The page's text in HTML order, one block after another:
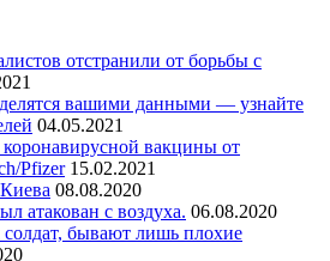
отстранили от борьбы с
вашими данными — узнайте
04.05.2021
вакцины от
Pfizer 15.02.2021
08.08.2020
атакован с воздуха. 06.08.2020
бывают лишь плохие